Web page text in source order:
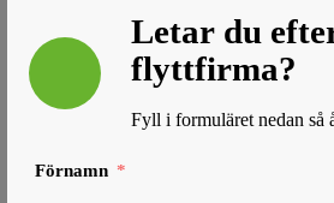
Letar du
flyttfirma?
Fyll i formuläret nedan så
Förnamn